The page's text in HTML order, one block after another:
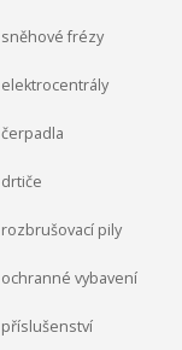
sněhové frézy
elektrocentrály
čerpadla
drtiče
rozbrušovací pily
ochranné vybavení
příslušenství